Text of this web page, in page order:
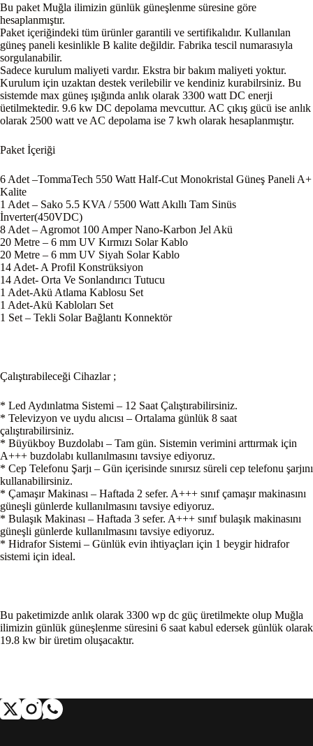
Bu paket Muğla ilimizin günlük güneşlenme süresine göre
hesaplanmıştır.
Paket içeriğindeki tüm ürünler garantili ve sertifikalıdır. Kullanılan
güneş paneli kesinlikle B kalite değildir. Fabrika tescil numarasıyla
sorgulanabilir.
Sadece kurulum maliyeti vardır. Ekstra bir bakım maliyeti yoktur.
Kurulum için uzaktan destek verilebilir ve kendiniz kurabilrsiniz. Bu
sistemde max güneş ışığında anlık olarak 3300 watt DC enerji
üetilmektedir. 9.6 kw DC depolama mevcuttur. AC çıkış gücü ise anlık
olarak 2500 watt ve AC depolama ise 7 kwh olarak hesaplanmıştır.
Paket İçeriği
6 Adet –TommaTech 550 Watt Half-Cut Monokristal Güneş Paneli A+
Kalite
1 Adet – Sako 5.5 KVA / 5500 Watt Akıllı Tam Sinüs
İnverter(450VDC)
8 Adet – Agromot 100 Amper Nano-Karbon Jel Akü
20 Metre – 6 mm UV Kırmızı Solar Kablo
20 Metre – 6 mm UV Siyah Solar Kablo
14 Adet- A Profil Konstrüksiyon
14 Adet- Orta Ve Sonlandırıcı Tutucu
1 Adet-Akü Atlama Kablosu Set
1 Adet-Akü Kabloları Set
1 Set – Tekli Solar Bağlantı Konnektör
Çalıştırabileceği Cihazlar ;
* Led Aydınlatma Sistemi – 12 Saat Çalıştırabilirsiniz.
* Televizyon ve uydu alıcısı – Ortalama günlük 8 saat
çalıştırabilirsiniz.
* Büyükboy Buzdolabı – Tam gün. Sistemin verimini arttırmak için
A+++ buzdolabı kullanılmasını tavsiye ediyoruz.
* Cep Telefonu Şarjı – Gün içerisinde sınırsız süreli cep telefonu şarjını
kullanabilirsiniz.
* Çamaşır Makinası – Haftada 2 sefer. A+++ sınıf çamaşır makinasını
güneşli günlerde kullanılmasını tavsiye ediyoruz.
* Bulaşık Makinası – Haftada 3 sefer. A+++ sınıf bulaşık makinasını
güneşli günlerde kullanılmasını tavsiye ediyoruz.
* Hidrafor Sistemi – Günlük evin ihtiyaçları için 1 beygir hidrafor
sistemi için ideal.
Bu paketimizde anlık olarak 3300 wp dc güç üretilmekte olup Muğla
ilimizin günlük güneşlenme süresini 6 saat kabul edersek günlük olarak
19.8 kw bir üretim oluşacaktır.